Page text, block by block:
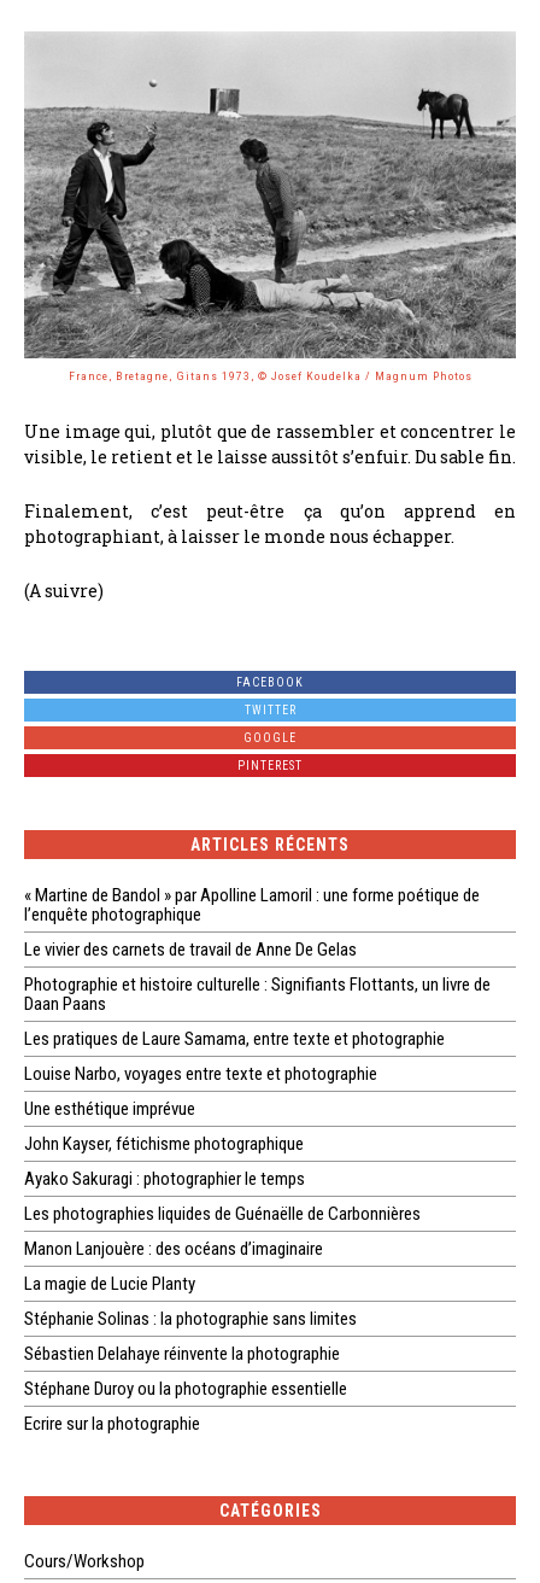
France, Bretagne, Gitans 1973, © Josef Koudelka / Magnum Photos
Une image qui, plutôt que de rassembler et concentrer le
visible, le retient et le laisse aussitôt s’enfuir. Du sable fin.
Finalement, c’est peut-être ça qu’on apprend en
photographiant, à laisser le monde nous échapper.
(A suivre)
FACEBOOK
TWITTER
GOOGLE
PINTEREST
ARTICLES RÉCENTS
« Martine de Bandol » par Apolline Lamoril : une forme poétique de
l’enquête photographique
Le vivier des carnets de travail de Anne De Gelas
Photographie et histoire culturelle : Signifiants Flottants, un livre de
Daan Paans
Les pratiques de Laure Samama, entre texte et photographie
Louise Narbo, voyages entre texte et photographie
Une esthétique imprévue
John Kayser, fétichisme photographique
Ayako Sakuragi : photographier le temps
Les photographies liquides de Guénaëlle de Carbonnières
Manon Lanjouère : des océans d’imaginaire
La magie de Lucie Planty
Stéphanie Solinas : la photographie sans limites
Sébastien Delahaye réinvente la photographie
Stéphane Duroy ou la photographie essentielle
Ecrire sur la photographie
CATÉGORIES
Cours/Workshop